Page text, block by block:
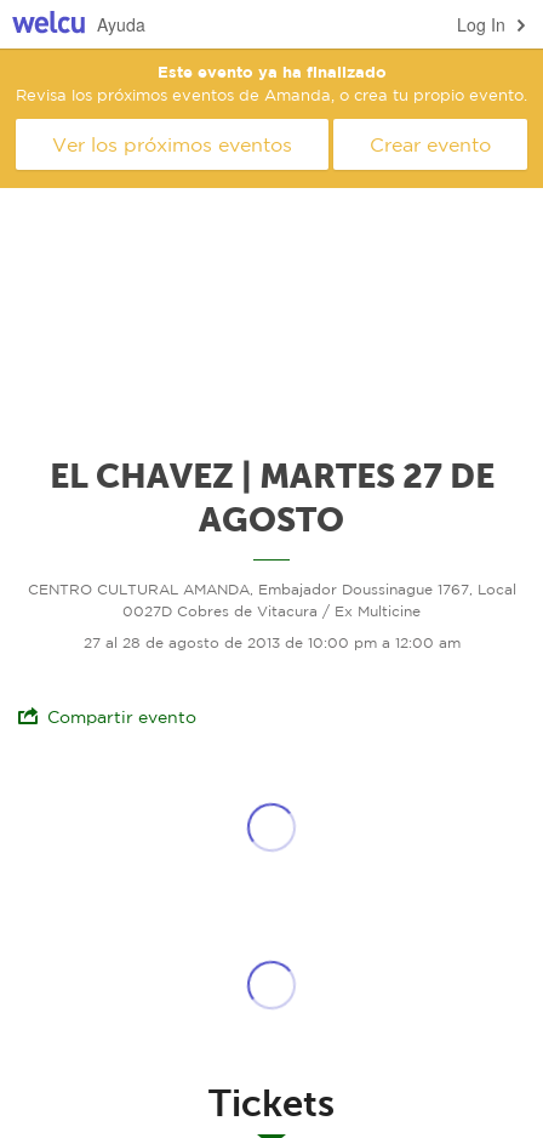
Log In
Ayuda
Este evento ya ha finalizado
Revisa los próximos eventos de Amanda, o crea tu propio evento.
Ver los próximos eventos Crear evento
EL CHAVEZ | MARTES 27 DE
AGOSTO
CENTRO CULTURAL AMANDA, Embajador Doussinague 1767, Local
0027D Cobres de Vitacura / Ex Multicine
27 al 28 de agosto de 2013 de 10:00 pm a 12:00 am
Compartir evento
Tickets